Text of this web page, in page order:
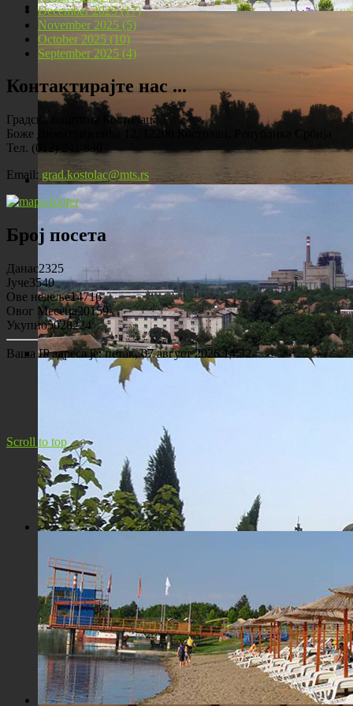
Локомотива у центру Костолца
Костолац на Дунаву
Панорама Костолца
December 2025 (17)
November 2025 (5)
October 2025 (10)
September 2025 (4)
Контактирајте нас ...
Градска општина Костолац
Боже Димитријевића 12, 12208 Костолац, Република Србија
Тел. (012) 241 830
Email: grad.kostolac@mts.rs
Број посета
Данас2325
Јуче3540
Ове недеље14716
Овог Месеца20159
Укупно5028224
Ваша IP адреса је:петак, 07 август 2026 14:32
Scroll to top